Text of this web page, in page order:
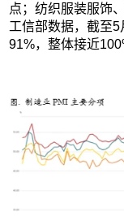
点；纺织服装服饰
工信部数据，截至
91%，整体接近